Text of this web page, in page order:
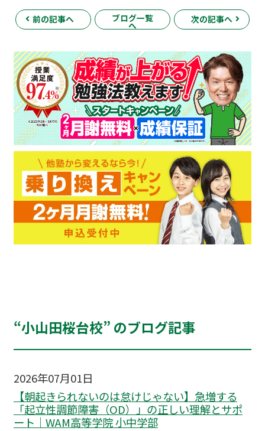
前の記事へ ブログ一覧
へ
次の記事へ
“小山田桜台校” のブログ記事
2026年07月01日
【朝起きられないのは怠けじゃない】急増する
「起立性調節障害（OD）」の正しい理解とサポ
ート｜WAM高等学院 小中学部